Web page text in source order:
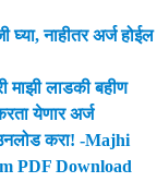
घ्या, नाहीतर अर्ज होईल
लाडकी बहीण
येणार अर्ज
करा! -Majhi
PDF Download